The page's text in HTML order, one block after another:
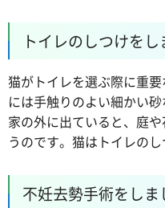
トイレのしつけをし
猫がトイレを選ぶ際に重
には手触りのよい細かい
家の外に出ていると、庭
うのです。猫はトイレのし
不妊去勢手術をしま